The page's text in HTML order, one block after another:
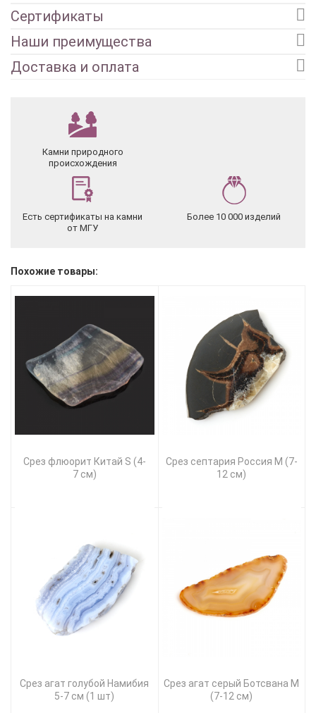
Сертификаты
Наши преимущества
Доставка и оплата
Камни природного
происхождения
Есть сертификаты на камни
от МГУ
Более 10 000 изделий
Похожие товары:
Срез флюорит Китай S (4-
7 см)
Срез септария Россия M (7-
12 см)
Срез агат голубой Намибия
5-7 см (1 шт)
Срез агат серый Ботсвана M
(7-12 см)